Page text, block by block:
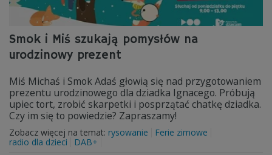
Smok i Miś szukają pomysłów na
urodzinowy prezent
Miś Michaś i Smok Adaś głowią się nad przygotowaniem
prezentu urodzinowego dla dziadka Ignacego. Próbują
upiec tort, zrobić skarpetki i posprzątać chatkę dziadka.
Czy im się to powiedzie? Zapraszamy!
Zobacz więcej na temat: rysowanie
Ferie zimowe
radio dla dzieci
DAB+